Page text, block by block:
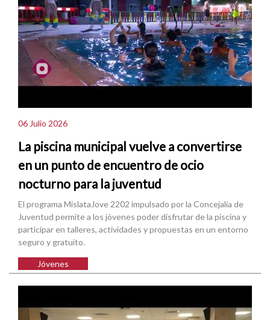
06 Julio 2026
La piscina municipal vuelve a convertirse
en un punto de encuentro de ocio
nocturno para la juventud
El programa MislataJove 2202 impulsado por la Concejalía de
Juventud permite a los jóvenes poder disfrutar de la piscina y
participar en talleres, actividades y propuestas en un entorno
seguro y gratuito.
Jóvenes